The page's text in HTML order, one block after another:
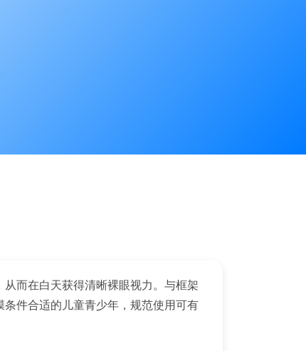
而在白天获得清晰裸眼视力。与框架
件合适的儿童青少年，规范使用可有